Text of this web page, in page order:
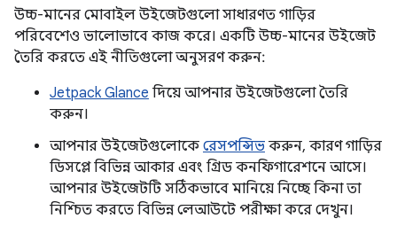
উচ্চ-মানের মোবাইল উইজেটগুলো সাধারণত গাড়ির
পরিবেশেও ভালোভাবে কাজ করে। একটি উচ্চ-মানের উইজেট
তৈরি করতে এই নীতিগুলো অনুসরণ করুন:
Jetpack Glance দিয়ে আপনার উইজেটগুলো তৈরি
করুন।
আপনার উইজেটগুলোকে রেসপন্সিভ করুন, কারণ গাড়ির
ডিসপ্লে বিভিন্ন আকার এবং গ্রিড কনফিগারেশনে আসে।
আপনার উইজেটটি সঠিকভাবে মানিয়ে নিচ্ছে কিনা তা
নিশ্চিত করতে বিভিন্ন লেআউটে পরীক্ষা করে দেখুন।